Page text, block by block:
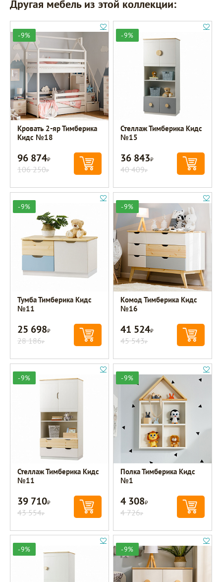
Другая мебель из этой коллекции:
-9%
Кровать 2-яр Тимберика
Кидс №18
96 874Р
106 250Р
-9%
Стеллаж Тимберика Кидс
№15
36 843Р
40 409Р
-9%
Тумба Тимберика Кидс
№11
25 698Р
28 186Р
-9%
Комод Тимберика Кидс
№16
41 524Р
45 543Р
-9%
Стеллаж Тимберика Кидс
№11
39 710Р
43 554Р
-9%
Полка Тимберика Кидс
№1
4 308Р
4 726Р
-9% -9%